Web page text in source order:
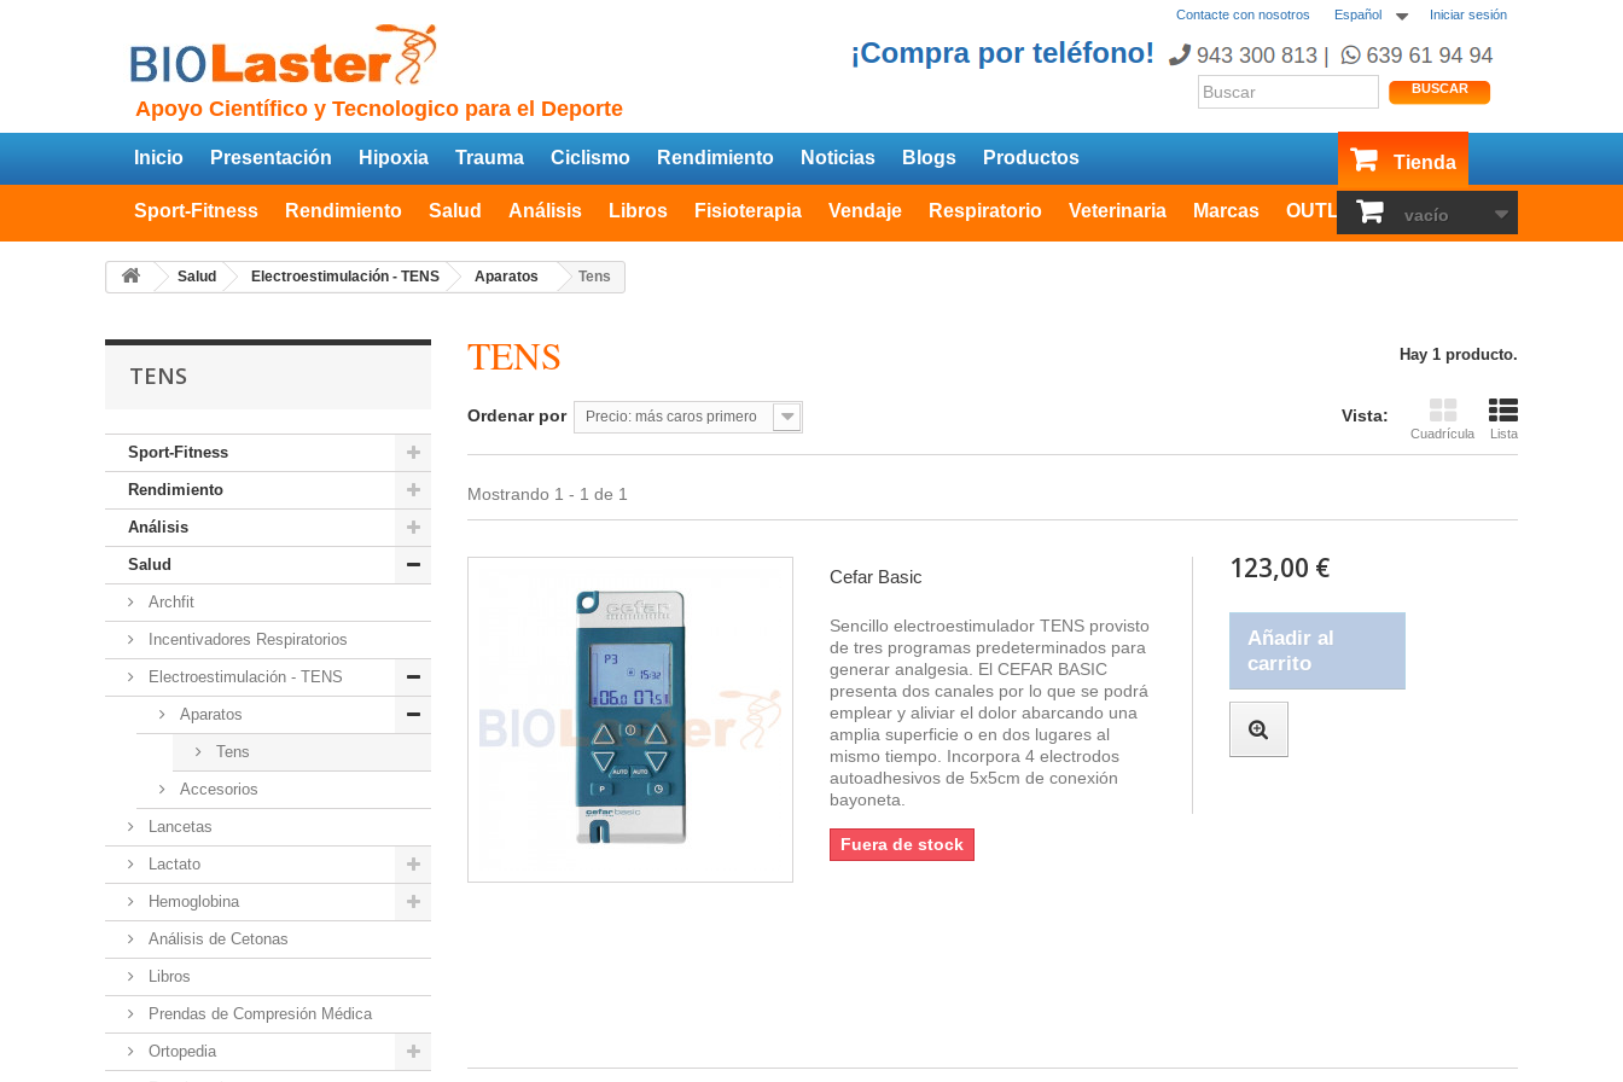
Iniciar sesión
Español
Contacte con nosotros
Apoyo Científico y Tecnologico para el Deporte
BUSCAR
vacío
Inicio Presentación Hipoxia Trauma Ciclismo Rendimiento Noticias Blogs Productos Tienda
Sport-Fitness Rendimiento Salud Análisis Libros Fisioterapia Vendaje Respiratorio Veterinaria Marcas OUTLET
Salud Electroestimulación - TENS Aparatos Tens
TENS
Sport-Fitness
Rendimiento
Análisis
Salud
Archfit
Incentivadores Respiratorios
Electroestimulación - TENS
Aparatos
Tens
Accesorios
Lancetas
Lactato
Hemoglobina
Análisis de Cetonas
Libros
Prendas de Compresión Médica
Ortopedia
TENS Hay 1 producto.
Vista:
Cuadrícula Lista
Ordenar por Precio: más caros primero
Mostrando 1 - 1 de 1
Cefar Basic
Sencillo electroestimulador TENS provisto
de tres programas predeterminados para
generar analgesia. El CEFAR BASIC
presenta dos canales por lo que se podrá
emplear y aliviar el dolor abarcando una
amplia superficie o en dos lugares al
mismo tiempo. Incorpora 4 electrodos
autoadhesivos de 5x5cm de conexión
bayoneta.
Fuera de stock
123,00 €
Añadir al
carrito